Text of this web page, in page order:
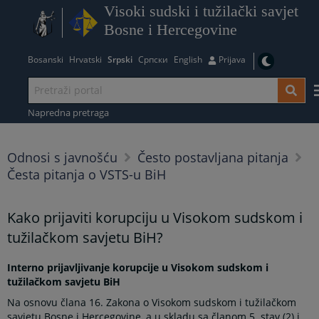
Visoki sudski i tužilački savjet
Bosne i Hercegovine
Bosanski Hrvatski Srpski Српски English Prijava
Napredna pretraga
Odnosi s javnošću
Često postavljana pitanja
Česta pitanja o VSTS-u BiH
Kako prijaviti korupciju u Visokom sudskom i
tužilačkom savjetu BiH?
Interno prijavljivanje korupcije u Visokom sudskom i
tužilačkom savjetu BiH
Na osnovu člana 16. Zakona o Visokom sudskom i tužilačkom